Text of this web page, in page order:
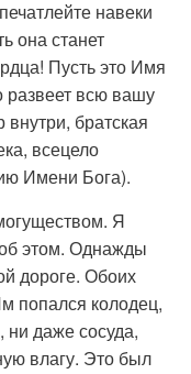
навеки
она станет
Пусть это Имя
развеет всю вашу
братская
всецело
Имени Бога).
Я
этом. Однажды
дороге. Обоих
попался колодец,
ни даже сосуда,
влагу. Это был